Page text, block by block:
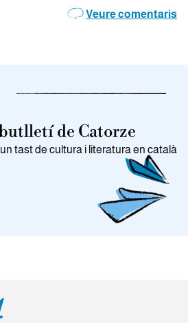
Veure comentaris
de Catorze
tast de cultura i literatura en català